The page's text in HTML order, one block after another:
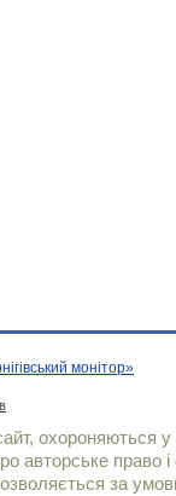
монітор»
охороняються у
авторське право і
за